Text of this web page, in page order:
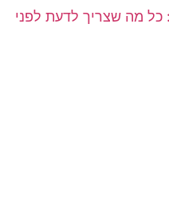
מה שצריך לדעת לפני